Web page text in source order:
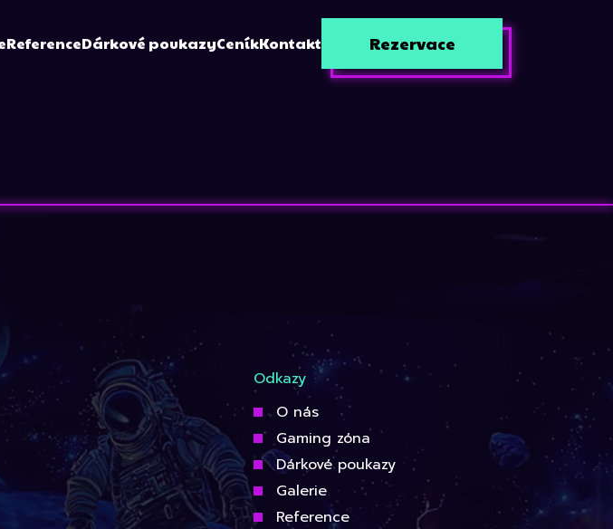
ReferenceDárkové poukazyCeníkKontakt Rezervace
Odkazy
O nás
Gaming zóna
Dárkové poukazy
Galerie
Reference